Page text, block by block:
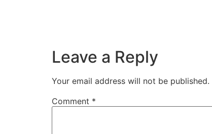
Leave a Reply
Your email address will not be published.
Comment *